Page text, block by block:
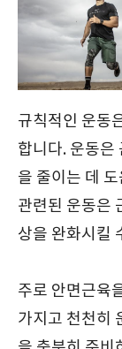
규칙적인 운동
합니다. 운동은
을 줄이는 데
관련된 운동은
상을 완화시킬
주로 안면근육
가지고 천천히